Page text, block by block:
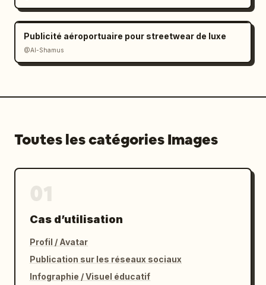
Publicité aéroportuaire pour streetwear de luxe
@Al-Shamus
Toutes les catégories Images
Cas d’utilisation
Profil / Avatar
Publication sur les réseaux sociaux
Infographie / Visuel éducatif